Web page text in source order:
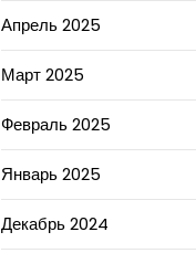
Апрель 2025
Март 2025
Февраль 2025
Январь 2025
Декабрь 2024